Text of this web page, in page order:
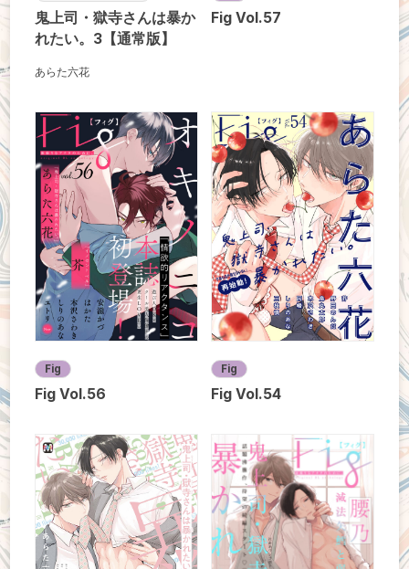
鬼上司・獄寺さんは暴か
れたい。3【通常版】
あらた六花
Fig Vol.57
Fig
Fig Vol.56
Fig
Fig Vol.54